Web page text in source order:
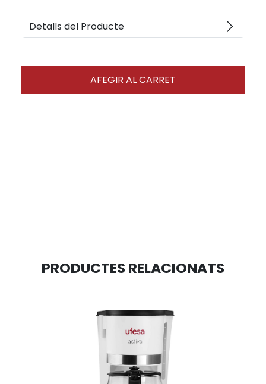
Detalls del Producte arrow_forward_ios
AFEGIR AL CARRET
PRODUCTES RELACIONATS